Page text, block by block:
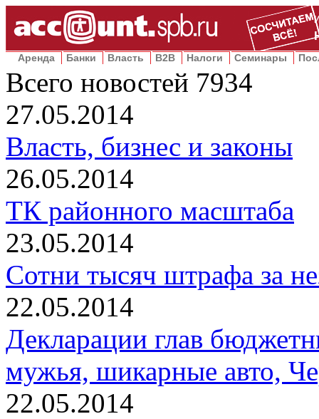
Аренда Банки Власть B2B Налоги Семинары
Всего новостей 7934
27.05.2014
Власть, бизнес и законы
26.05.2014
ТК районного масштаба
23.05.2014
Сотни тысяч штрафа за
22.05.2014
Декларации глав
мужья, шикарные авто,
22.05.2014